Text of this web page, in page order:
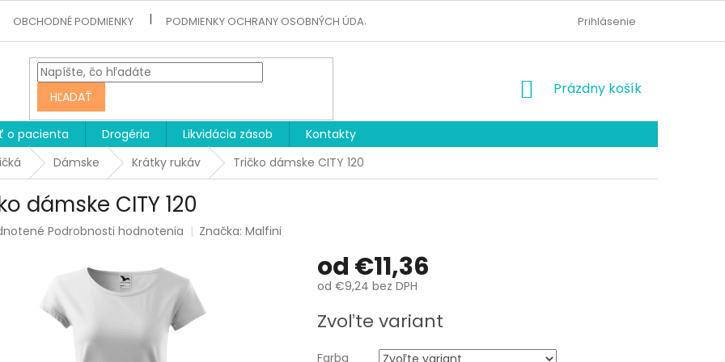
OBCHODNÉ PODMIENKY PODMIENKY OCHRANY OSOBNÝCH ÚDAJOV ODSTÚPENIE OD ZMLUVY
Prihlásenie
HĽADAŤ
NÁKUPNÝ
Prázdny košík
o pacienta Drogéria Likvidácia zásob
Kontakty
Dámske Krátky rukáv Tričko dámske CITY 120
dámske CITY 120
Podrobnosti hodnotenia Značka:Malfini
od €11,36
od €9,24 bez DPH
cena:
Zvoľte variant
Farba